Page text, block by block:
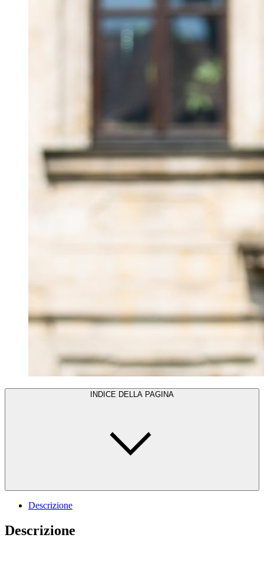
INDICE DELLA PAGINA
Descrizione
Descrizione